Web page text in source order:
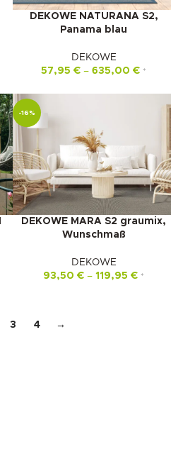
DEKOWE NATURANA S2,
Panama blau
DEKOWE
57,95 € – 635,00 € *
-16%
DEKOWE MARA S2 graumix,
Wunschmaß
DEKOWE
93,50 € – 119,95 € *
3 4 →